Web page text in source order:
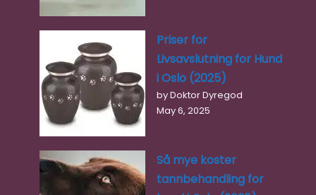
Priser for
Livsavslutning for Hund
i Oslo (2025)
by Doktor Dyregod
May 6, 2025
Så mye koster
tannbehandling for